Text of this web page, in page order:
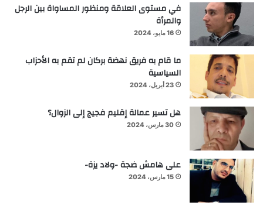
في مستوى العلاقة ومنظور المساواة بين الرجل
والمرأة
16 مايو، 2024
ما قام به فريق نهضة بركان لم تقم به الأحزاب
السياسية
23 أبريل، 2024
هل تسير عمالة إقليم فجيج إلى الزوال؟
30 مارس، 2024
على هامش ضجة -ولاد يزة-
15 مارس، 2024